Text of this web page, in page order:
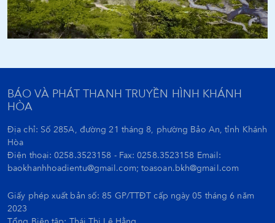
BÁO VÀ PHÁT THANH TRUYỀN HÌNH KHÁNH
HÒA
Địa chỉ: Số 285A, đường 21 tháng 8, phường Bảo An, tỉnh Khánh
Hòa
Điện thoại: 0258.3523158 - Fax: 0258.3523158 Email:
baokhanhhoadientu@gmail.com; toasoan.bkh@gmail.com
Giấy phép xuất bản số: 85 GP/TTĐT cấp ngày 05 tháng 6 năm
2023